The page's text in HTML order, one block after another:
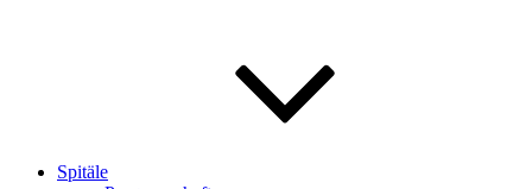
Spitäle